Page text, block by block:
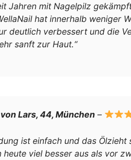
Jahren mit Nagelpilz
hat innerhalb weniger
deutlich verbessert und die
sanft zur Haut.“
Lars, 44, München –
ist einfach und das Ölzieht
heute viel besser aus als vor